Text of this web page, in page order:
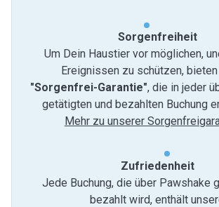
Sorgenfreiheit
Um Dein Haustier vor möglichen,
Ereignissen zu schützen,
"Sorgenfrei-Garantie", die in jeder
getätigten und bezahlten Buchung
Mehr zu unserer
Zufriedenheit
Jede Buchung, die über Pawshake
bezahlt wird, enthält